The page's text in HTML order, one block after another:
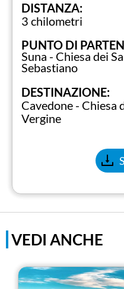
DISTANZA:
3 chilometri
PUNTO DI
Suna - Chiesa dei
Sebastiano
DESTINAZIONE:
Cavedone - Chiesa
Vergine
VEDI ANCHE